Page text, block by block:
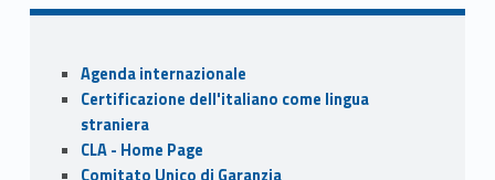
b
o
o
k
er e
Sidebar
Agenda internazionale
Certificazione dell'italiano come lingua
straniera
CLA - Home Page